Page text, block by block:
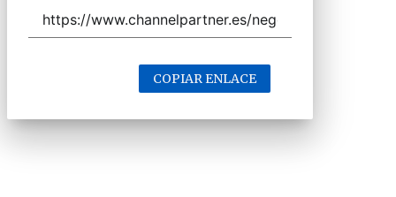
COPIAR ENLACE